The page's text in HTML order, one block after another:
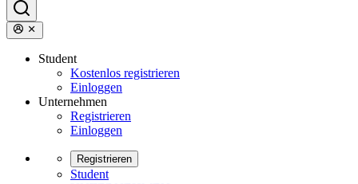
Student
Kostenlos registrieren
Einloggen
Unternehmen
Registrieren
Einloggen
Registrieren
Student